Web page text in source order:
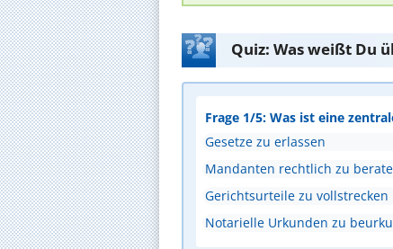
Quiz: Was weißt Du
Frage 1/5: Was ist eine
Gesetze zu erlassen
Mandanten rechtlich zu
Gerichtsurteile zu vollstrecken
Notarielle Urkunden zu